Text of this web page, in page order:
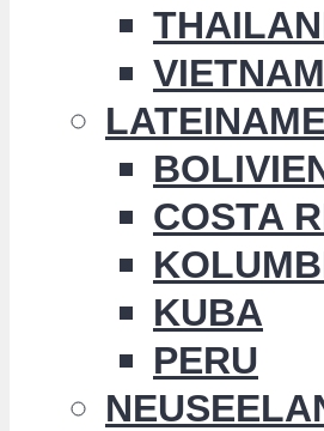
VIETNAM
COSTA
KUBA
PERU